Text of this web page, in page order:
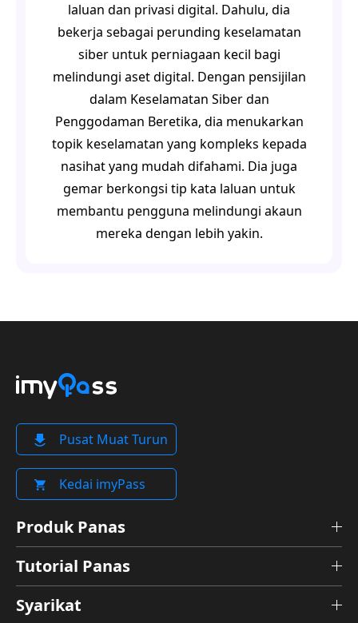
laluan dan privasi digital. Dahulu, dia
bekerja sebagai perunding keselamatan
siber untuk perniagaan kecil bagi
melindungi aset digital. Dengan pensijilan
dalam Keselamatan Siber dan
Penggodaman Beretika, dia menukarkan
topik keselamatan yang kompleks kepada
nasihat yang mudah difahami. Dia juga
gemar berkongsi tip kata laluan untuk
membantu pengguna melindungi akaun
mereka dengan lebih yakin.
Pusat Muat Turun
Kedai imyPass
Produk Panas
Tutorial Panas
Syarikat